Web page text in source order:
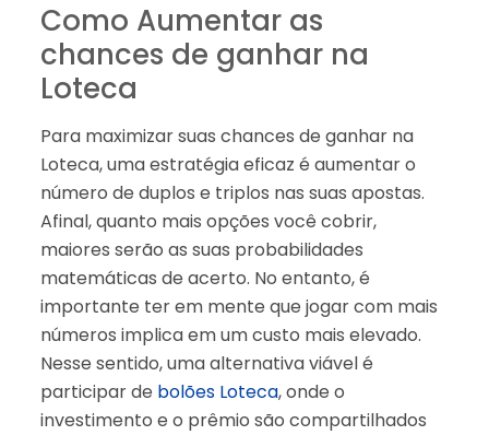
Como Aumentar as
chances de ganhar na
Loteca
Para maximizar suas chances de ganhar na
Loteca, uma estratégia eficaz é aumentar o
número de duplos e triplos nas suas apostas.
Afinal, quanto mais opções você cobrir,
maiores serão as suas probabilidades
matemáticas de acerto. No entanto, é
importante ter em mente que jogar com mais
números implica em um custo mais elevado.
Nesse sentido, uma alternativa viável é
participar de bolões Loteca, onde o
investimento e o prêmio são compartilhados